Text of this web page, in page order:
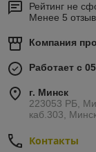
Рейтинг не
Менее 5
Компания
Работает с
г. Минск
223053 РБ,
каб.303,
Контакты